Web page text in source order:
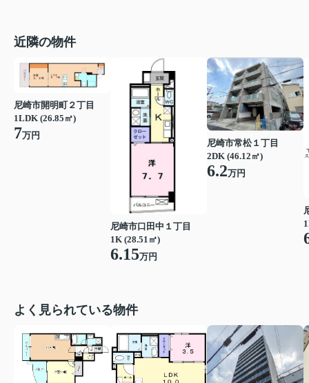
近隣の物件
尼崎市開明町２丁目
1LDK (26.85㎡)
7万円
尼崎市口田中１丁目
1K (28.51㎡)
6.15万円
尼崎市常松１丁目
2DK (46.12㎡)
6.2万円
よく見られている物件